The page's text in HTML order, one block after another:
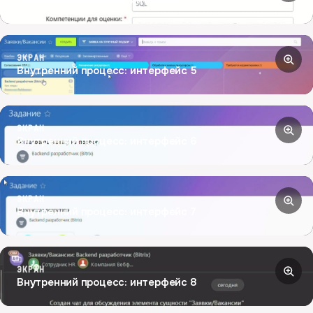
ЭКРАН
Внутренний процесс: интерфейс 5
ЭКРАН
Внутренний процесс: интерфейс 6
ЭКРАН
Внутренний процесс: интерфейс 7
ЭКРАН
Внутренний процесс: интерфейс 8